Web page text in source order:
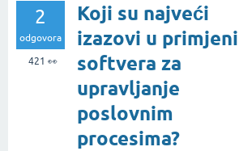
2
odgovora
421 👀
Koji su najveći
izazovi u primjeni
softvera za
upravljanje
poslovnim
procesima?